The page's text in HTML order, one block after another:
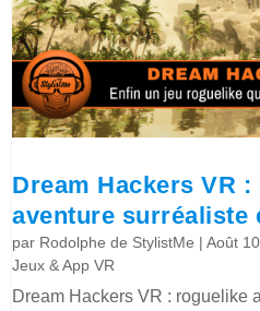
Dream Hackers VR
aventure surréaliste
par Rodolphe de StylistMe |Août
Jeux & App VR
Dream Hackers VR : roguelike